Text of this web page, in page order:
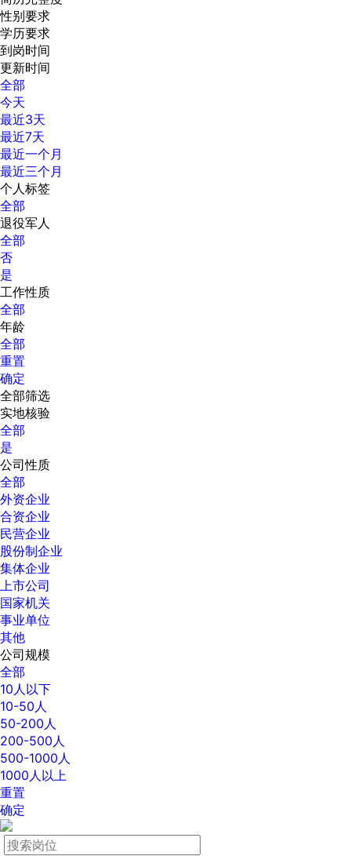
性别要求
学历要求
到岗时间
更新时间
全部
今天
最近3天
最近7天
最近一个月
最近三个月
个人标签
全部
退役军人
全部
否
是
工作性质
全部
年龄
全部
重置
确定
全部筛选
实地核验
全部
是
公司性质
全部
外资企业
合资企业
民营企业
股份制企业
集体企业
上市公司
国家机关
事业单位
其他
公司规模
全部
10人以下
10-50人
50-200人
200-500人
500-1000人
1000人以上
重置
确定